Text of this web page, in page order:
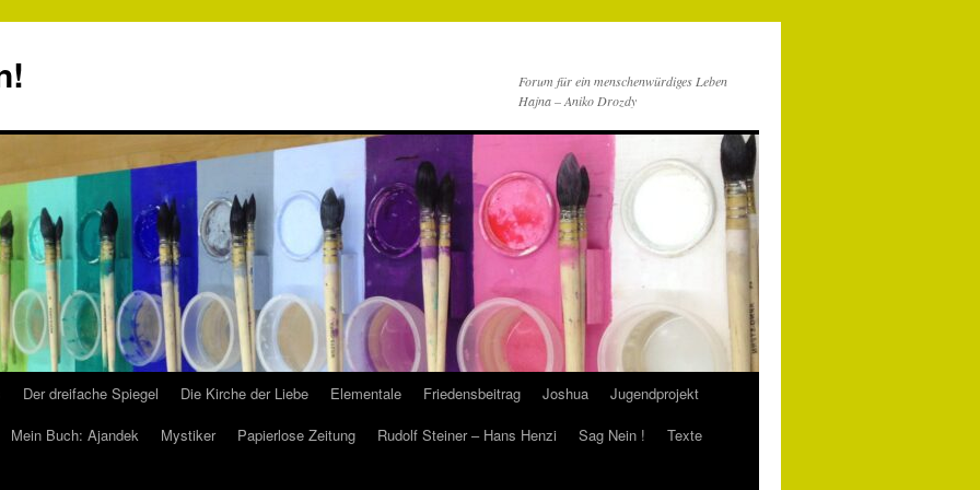
Forum für ein menschenwürdiges Leben
Hajna – Aniko Drozdy
Der dreifache Spiegel Die Kirche der Liebe Elementale Friedensbeitrag Joshua
Jugendprojekt
Mein Buch: Ajandek Mystiker Papierlose Zeitung Rudolf Steiner – Hans Henzi Sag Nein !
Texte